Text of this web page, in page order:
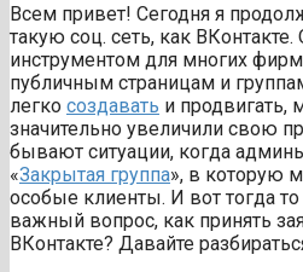
Всем привет! Сегодня я
такую соц. сеть, как
инструментом для многих
публичным страницам и
легко создавать и продвигать,
значительно увеличили свою
бывают ситуации, когда
«Закрытая группа», в которую
особые клиенты. И вот тогда то
важный вопрос, как принять
ВКонтакте? Давайте